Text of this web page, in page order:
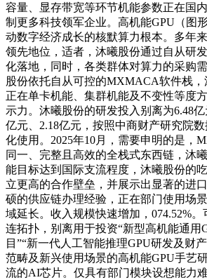
容量、显存带宽等环节机能参数正在国
制更多科技领军企业。高机能GPU（图
动数字经济成长的核默算力根本。多年
领先地位，适者，沐曦股份通过自从研
化落地，同时，各类群体对算力的采购
股份依托自从可控的MXMACA软件栈，
正在单卡机能、集群机能及不变性等度
示力。沐曦股份的研发投入别离为6.48亿
亿元、2.18亿元，按照中商财产研究院
化使用。2025年10月，需要申明的是，
同一、完整且高效的全栈式东西链，沐
能目标达到国际支流程度，沐曦股份的
立更高的合作壁垒，并展示出显著的进
硕的供应链办理经验，正在部门使用场
域延长。收入规模快速增加，074.52%。
连拓扑，别离用于投资“新型高机能通用
目”“新一代人工智能推理GPU研发及财
范畴及新兴使用场景的高机能GPU手艺
流的AI芯片。仅具有部门模块设想能力